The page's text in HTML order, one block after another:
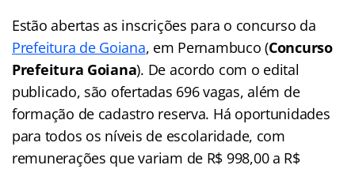
Estão abertas as inscrições para o concurso da
Prefeitura de Goiana, em Pernambuco (Concurso
Prefeitura Goiana). De acordo com o edital
publicado, são ofertadas 696 vagas, além de
formação de cadastro reserva. Há oportunidades
para todos os níveis de escolaridade, com
remunerações que variam de R$ 998,00 a R$